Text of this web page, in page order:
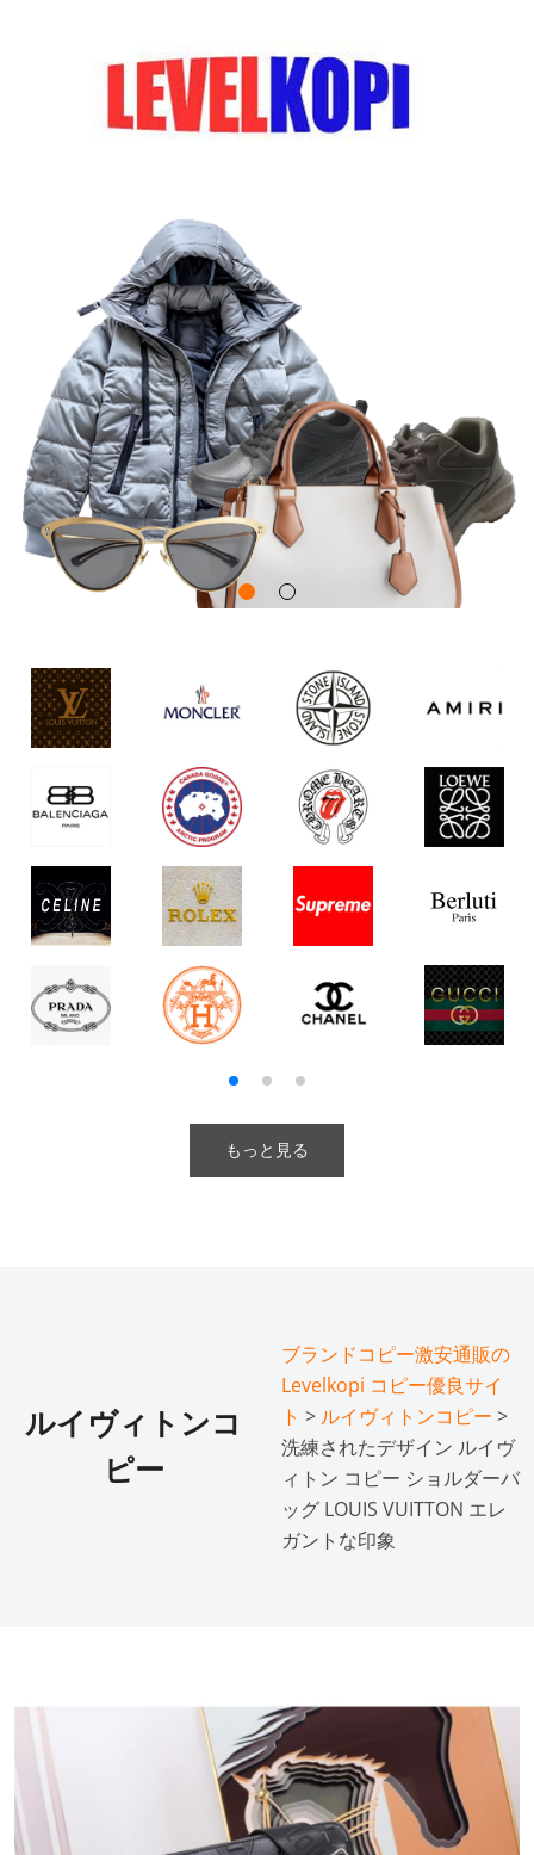
もっと見る
ルイヴィトンコ
ピー
ブランドコピー激安通販の
Levelkopi コピー優良サイ
ト > ルイヴィトンコピー >
洗練されたデザイン ルイヴ
ィトン コピー ショルダーバ
ッグ LOUIS VUITTON エレ
ガントな印象